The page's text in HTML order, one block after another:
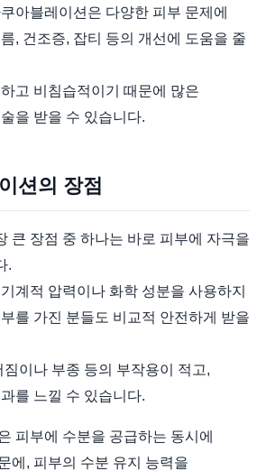
아블레이션은 다양한 피부 문제에
, 건조증, 잡티 등의 개선에 도움을 줄
고 비침습적이기 때문에 많은
을 받을 수 있습니다.
션의 장점
큰 장점 중 하나는 바로 피부에 자극을
.
계적 압력이나 화학 성분을 사용하지
를 가진 분들도 비교적 안전하게 받을
이나 부종 등의 부작용이 적고,
를 느낄 수 있습니다.
피부에 수분을 공급하는 동시에
에, 피부의 수분 유지 능력을